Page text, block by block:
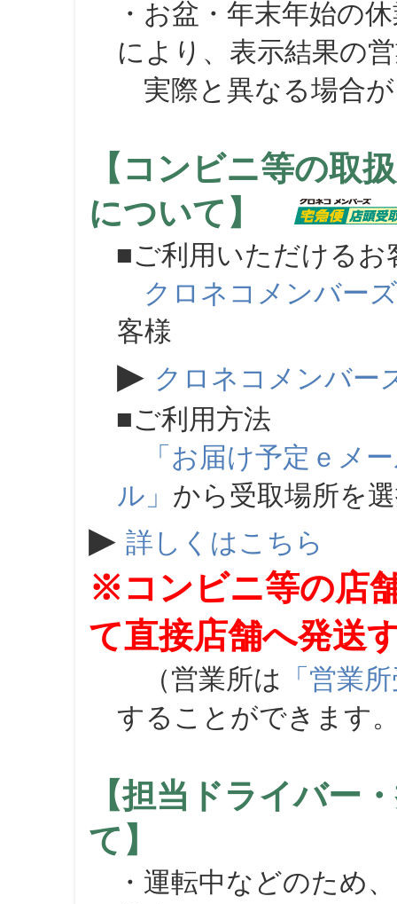
・お盆・年末年始の
により、表示結果の
実際と異なる場合が
【コンビニ等の取
について】
■ご利用いただけるお
クロネコメンバーズ
客様
▶ クロネコメンバー
■ご利用方法
「お届け予定ｅメ
ル」 から受取場所を
▶ 詳しくはこちら
※コンビニ等の店
て直接店舗へ発送
（営業所は 「営業
することができます
【担当ドライバー
て】
・運転中などのため